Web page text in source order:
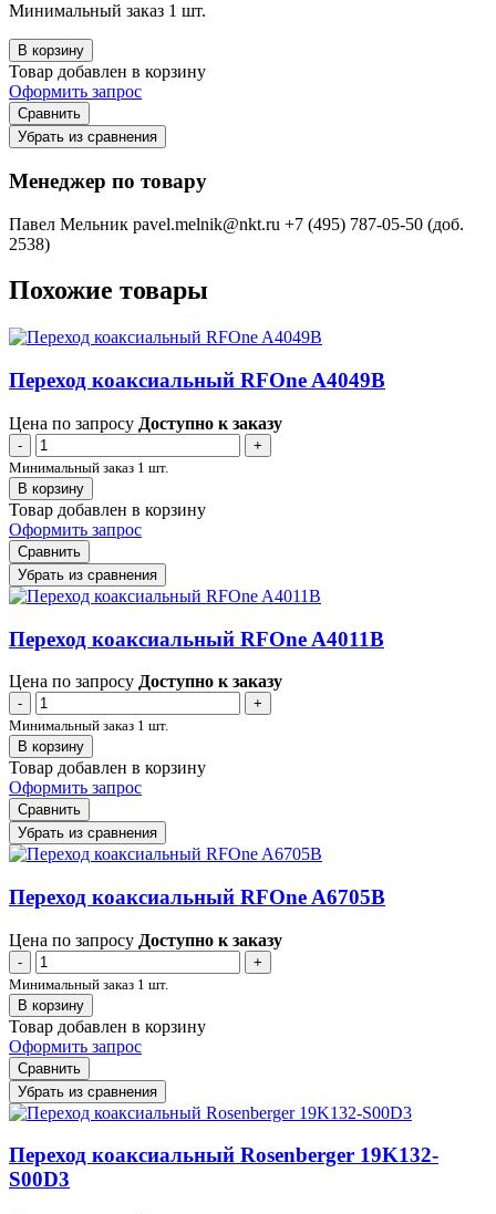
Минимальный заказ 1 шт.
В корзину
Товар добавлен в корзину
Оформить запрос
Сравнить
Убрать из сравнения
Менеджер по товару
Павел Мельник pavel.melnik@nkt.ru +7 (495) 787-05-50 (доб.
2538)
Похожие товары
Переход коаксиальный RFOne A4049B
Цена по запросу Доступно к заказу
-
+
Минимальный заказ 1 шт.
В корзину
Товар добавлен в корзину
Оформить запрос
Сравнить
Убрать из сравнения
Переход коаксиальный RFOne A4011B
Цена по запросу Доступно к заказу
-
+
Минимальный заказ 1 шт.
В корзину
Товар добавлен в корзину
Оформить запрос
Сравнить
Убрать из сравнения
Переход коаксиальный RFOne A6705B
Цена по запросу Доступно к заказу
-
+
Минимальный заказ 1 шт.
В корзину
Товар добавлен в корзину
Оформить запрос
Сравнить
Убрать из сравнения
Переход коаксиальный Rosenberger 19K132-
S00D3